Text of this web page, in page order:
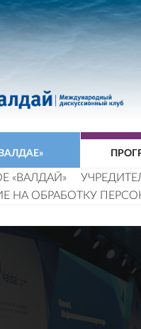
«ВАЛДАЙ»
НА ОБРАБОТКУ